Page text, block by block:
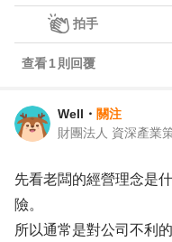
拍手
查看1 則回覆
Well ・ 關注
財團法人 資深產業
先看老闆的經營理念是
險。
所以通常是對公司不利